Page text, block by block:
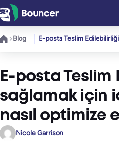
İçeriğe
geç
Blog E-posta Teslim Edilebilirliği
E-posta
sağlamak için
nasıl optimize
Nicole Garrison